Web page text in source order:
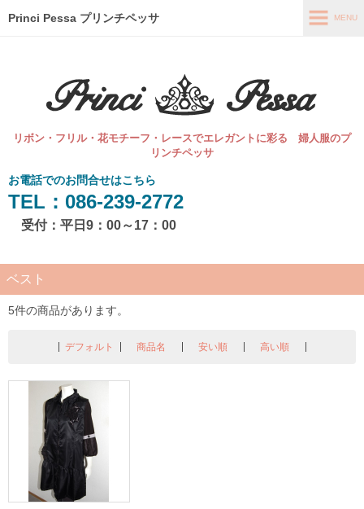
Princi Pessa プリンチペッサ
リボン・フリル・花モチーフ・レースでエレガントに彩る 婦人服のプ
リンチペッサ
お電話でのお問合せはこちら
TEL：086-239-2772
受付：平日9：00～17：00
MENU
直販オンラインショップ
最新情報
コンセプト
会社概要
ベスト
5件の商品があります。
デフォルト 商品名 安い順 高い順